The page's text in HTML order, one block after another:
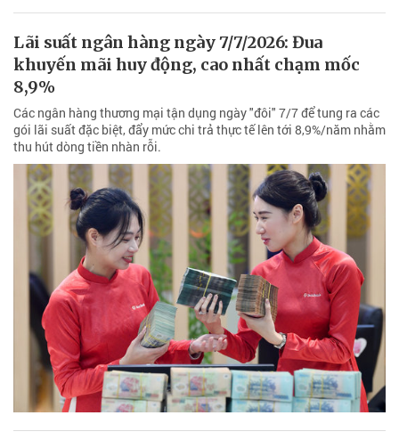
Lãi suất ngân hàng ngày 7/7/2026: Đua
khuyến mãi huy động, cao nhất chạm mốc
8,9%
Các ngân hàng thương mại tận dụng ngày "đôi" 7/7 để tung ra các
gói lãi suất đặc biệt, đẩy mức chi trả thực tế lên tới 8,9%/năm nhằm
thu hút dòng tiền nhàn rỗi.